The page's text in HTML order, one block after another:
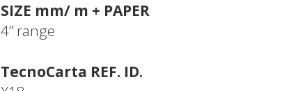
SIZE mm/ m + PAPER
4” range
TecnoCarta REF. ID.